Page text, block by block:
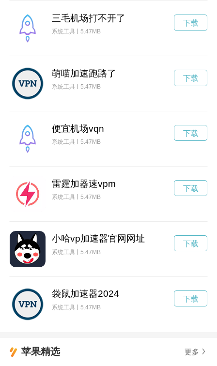
三毛机场打不开了
系统工具 5.47MB
下载
萌喵加速跑路了
系统工具 5.47MB
下载
便宜机场vqn
系统工具 5.47MB
下载
雷霆加器速vpm
系统工具 5.47MB
下载
小哈vp加速器官网网址
系统工具 5.47MB
下载
袋鼠加速器2024
系统工具 5.47MB
下载
苹果精选 更多